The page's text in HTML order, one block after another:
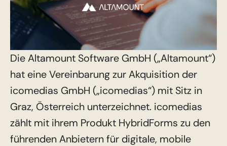
Die Altamount Software GmbH („Altamount“)
hat eine Vereinbarung zur Akquisition der
icomedias GmbH („icomedias“) mit Sitz in
Graz, Österreich unterzeichnet. icomedias
zählt mit ihrem Produkt HybridForms zu den
führenden Anbietern für digitale, mobile